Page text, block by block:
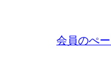
会員のぺ